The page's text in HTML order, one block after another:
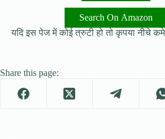
Search On Amazon
यदि इस पेज में कोई त्रुटी हो तो कृपया नीचे
Share this page: